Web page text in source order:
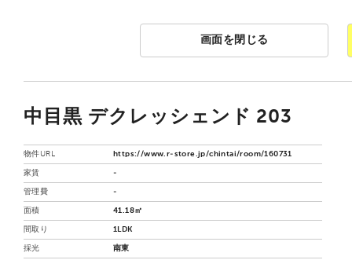
画面を閉じる
中目黒 デクレッシェンド 203
物件URL https://www.r-store.jp/chintai/room/160731
家賃 -
管理費 -
面積 41.18㎡
間取り 1LDK
採光 南東